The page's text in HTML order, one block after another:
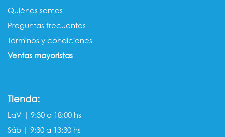
Quiénes somos​​
Preguntas frecuentes
Términos y condiciones
Ventas mayorista​s
Tienda:
LaV | 9:30 a 18:00 hs
Sáb | 9:30 a 13:30 hs